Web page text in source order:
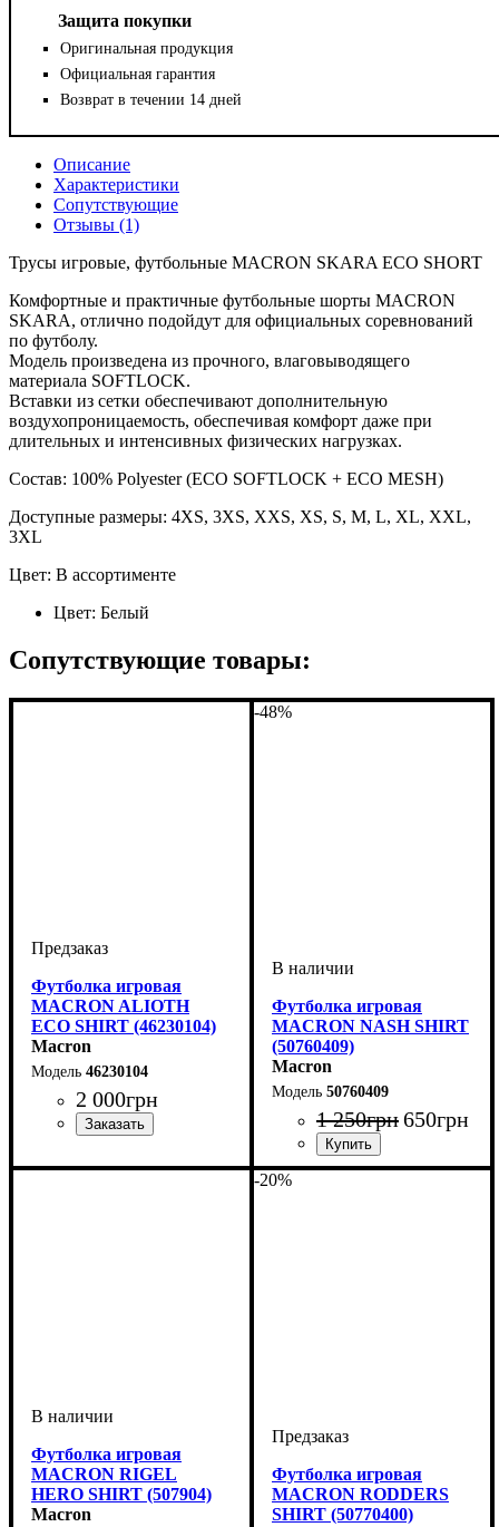
Защита покупки
Оригинальная продукция
Официальная гарантия
Возврат в течении 14 дней
Описание
Характеристики
Сопутствующие
Отзывы (1)
Трусы игровые, футбольные MACRON SKARA ECO SHORT
Комфортные и практичные футбольные шорты MACRON
SKARA, отлично подойдут для официальных соревнований
по футболу.
Модель произведена из прочного, влаговыводящего
материала SOFTLOCK.
Вставки из сетки обеспечивают дополнительную
воздухопроницаемость, обеспечивая комфорт даже при
длительных и интенсивных физических нагрузках.
Состав: 100% Polyester (ECO SOFTLOCK + ECO MESH)
Доступные размеры: 4XS, 3XS, XXS, XS, S, M, L, XL, XXL,
3XL
Цвет: В ассортименте
Цвет: Белый
Сопутствующие товары:
Футболка игровая
MACRON ALIOTH
ECO SHIRT (46230104)
Macron
46230104
2 000грн
-48%
Футболка игровая
MACRON NASH SHIRT
(50760409)
Macron
50760409
1 250грн650грн
Пол: Мужской
Производитель: Macron
Цвет: Зеленый
Футболка игровая
MACRON RIGEL
HERO SHIRT (507904)
Macron
-20%
Футболка игровая
MACRON RODDERS
SHIRT (50770400)